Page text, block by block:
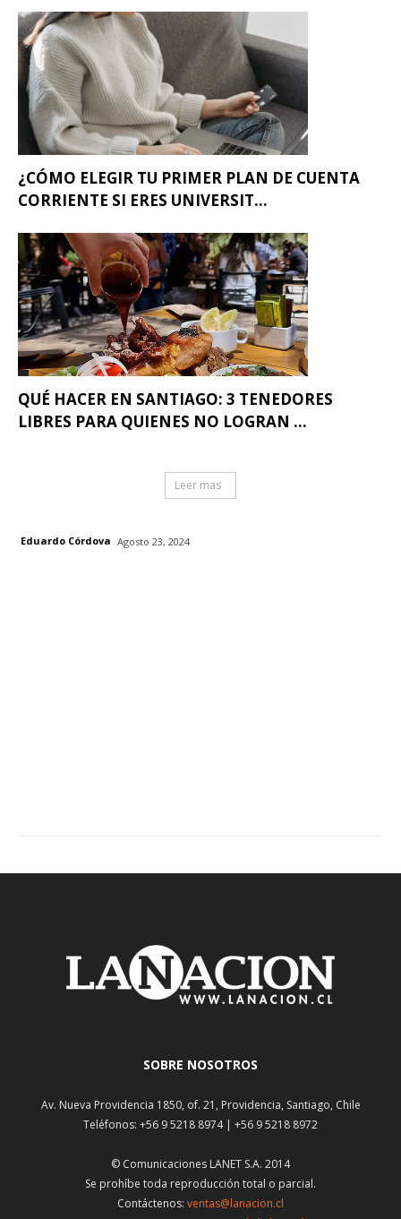
¿CÓMO ELEGIR TU PRIMER PLAN DE CUENTA
CORRIENTE SI ERES UNIVERSIT...
QUÉ HACER EN SANTIAGO: 3 TENEDORES
LIBRES PARA QUIENES NO LOGRAN ...
Leer mas
Eduardo Córdova Agosto 23, 2024
SOBRE NOSOTROS
Av. Nueva Providencia 1850, of. 21, Providencia, Santiago, Chile
Teléfonos: +56 9 5218 8974 | +56 9 5218 8972
© Comunicaciones LANET S.A. 2014
Se prohíbe toda reproducción total o parcial.
Contáctenos: ventas@lanacion.cl